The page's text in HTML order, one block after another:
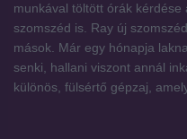
munkával töltött órák
szomszéd is. Ray új
mások. Már egy hónapja
senki, hallani viszont annál
különös, fülsértő gépzaj,